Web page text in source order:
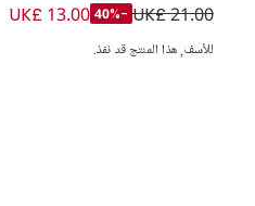
تيشيرت بولو قطن لون عاجي للأولاد
UK£ 21.00
-40%
UK£ 13.00
للأسف, هذا المنتج قد نفذ.